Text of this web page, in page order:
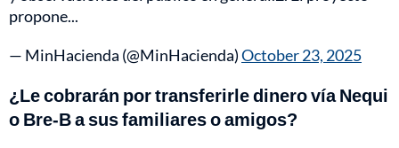
propone...
— MinHacienda (@MinHacienda)October 23, 2025
¿Le cobrarán por transferirle dinero vía Nequi
o Bre-B a sus familiares o amigos?